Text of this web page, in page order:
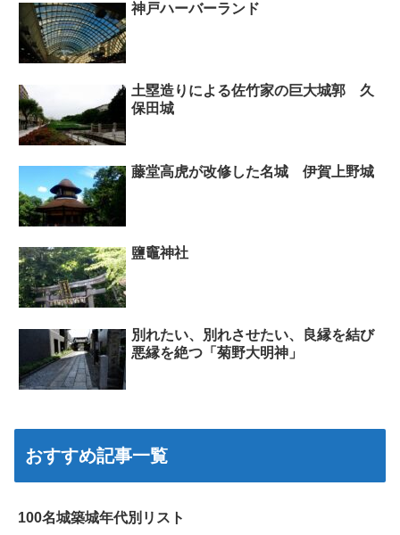
神戸ハーバーランド
土塁造りによる佐竹家の巨大城郭 久
保田城
藤堂高虎が改修した名城 伊賀上野城
鹽竈神社
別れたい、別れさせたい、良縁を結び
悪縁を絶つ「菊野大明神」
おすすめ記事一覧
100名城築城年代別リスト